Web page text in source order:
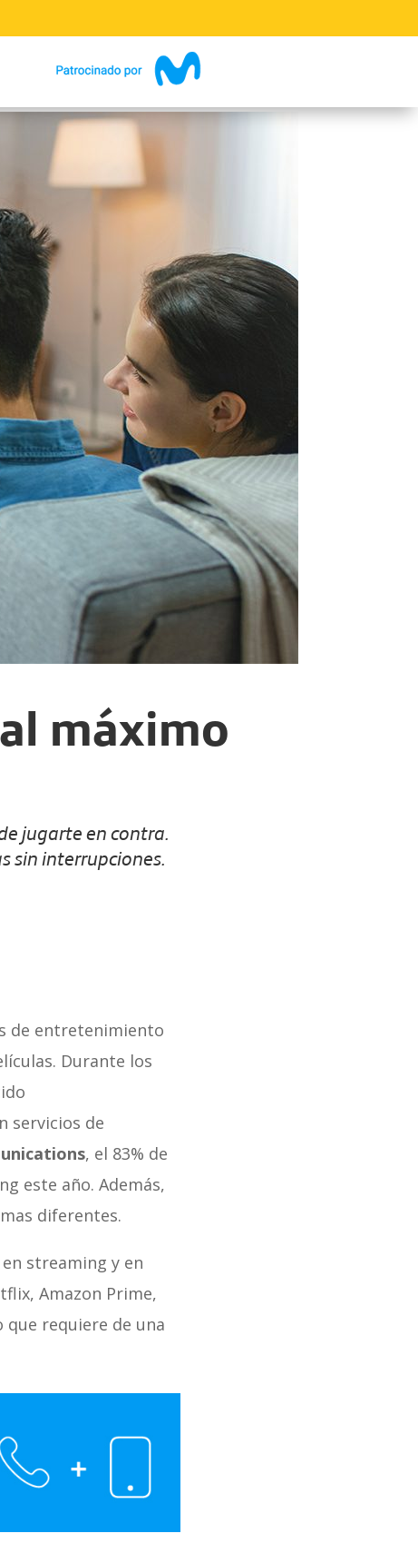
máximo
jugarte en contra.
sin interrupciones.
de entretenimiento
Durante los
servicios de
, el 83% de
este año. Además,
diferentes.
streaming y en
Amazon Prime,
que requiere de una